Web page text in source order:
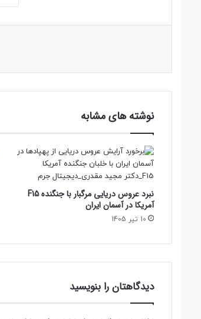
نوشته های مشابه
نبرد عروس دریایی مرگبار با جنگنده F15
آمریکا در آسمان ایران
10 تیر 1405
دیدگاهتان را بنویسید